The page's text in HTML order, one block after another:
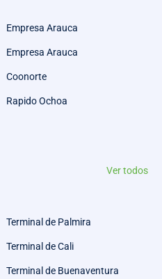
Empresa Arauca
Empresa Arauca
Coonorte
Rapido Ochoa
Ver todos
Terminal de Palmira
Terminal de Cali
Terminal de Buenaventura